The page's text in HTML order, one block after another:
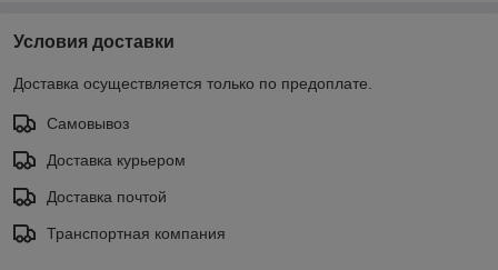
Условия доставки
Доставка осуществляется только по предоплате.
Самовывоз
Доставка курьером
Доставка почтой
Транспортная компания